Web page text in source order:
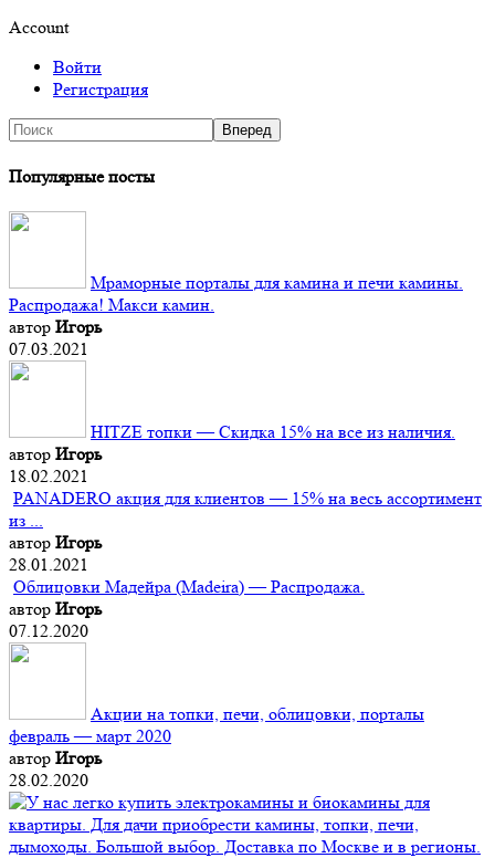
Account
Войти
Регистрация
Популярные посты
Мраморные порталы для камина и печи камины.
Распродажа! Макси камин.
автор Игорь
07.03.2021
HITZE топки — Скидка 15% на все из наличия.
автор Игорь
18.02.2021
PANADERO акция для клиентов — 15% на весь ассортимент
из ...
автор Игорь
28.01.2021
Облицовки Мадейра (Мadeira) — Распродажа.
автор Игорь
07.12.2020
Акции на топки, печи, облицовки, порталы
февраль — март 2020
автор Игорь
28.02.2020